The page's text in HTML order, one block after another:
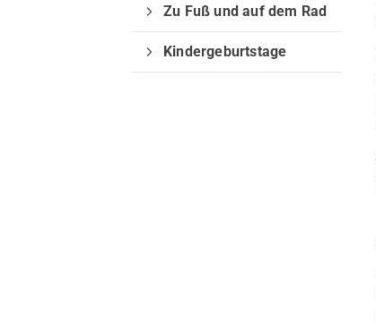
Zu Fuß und auf dem Rad
Kindergeburtstage